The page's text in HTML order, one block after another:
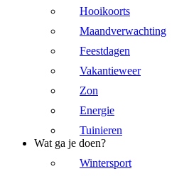
Hooikoorts
Maandverwachting
Feestdagen
Vakantieweer
Zon
Energie
Tuinieren
Wat ga je doen?
Wintersport